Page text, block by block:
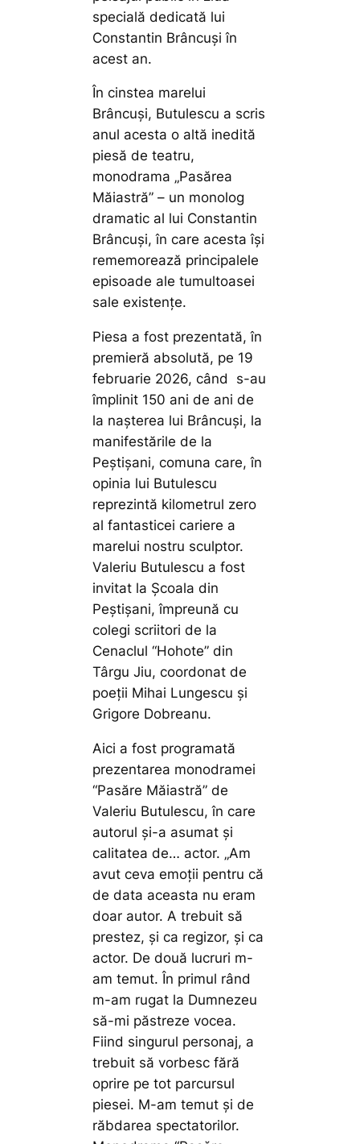
specială dedicată lui
Constantin Brâncuși în
acest an.
În cinstea marelui
Brâncuși, Butulescu a scris
anul acesta o altă inedită
piesă de teatru,
monodrama „Pasărea
Măiastră” – un monolog
dramatic al lui Constantin
Brâncuşi, în care acesta îşi
rememorează principalele
episoade ale tumultoasei
sale existenţe.
Piesa a fost prezentată, în
premieră absolută, pe 19
februarie 2026, când s-au
împlinit 150 ani de ani de
la naşterea lui Brâncuşi, la
manifestările de la
Peştişani, comuna care, în
opinia lui Butulescu
reprezintă kilometrul zero
al fantasticei cariere a
marelui nostru sculptor.
Valeriu Butulescu a fost
invitat la Şcoala din
Peştişani, împreună cu
colegi scriitori de la
Cenaclul “Hohote” din
Târgu Jiu, coordonat de
poeţii Mihai Lungescu şi
Grigore Dobreanu.
Aici a fost programată
prezentarea monodramei
“Pasăre Măiastră” de
Valeriu Butulescu, în care
autorul și-a asumat și
calitatea de… actor. „Am
avut ceva emoţii pentru că
de data aceasta nu eram
doar autor. A trebuit să
prestez, şi ca regizor, şi ca
actor. De două lucruri m-
am temut. În primul rând
m-am rugat la Dumnezeu
să-mi păstreze vocea.
Fiind singurul personaj, a
trebuit să vorbesc fără
oprire pe tot parcursul
piesei. M-am temut şi de
răbdarea spectatorilor.